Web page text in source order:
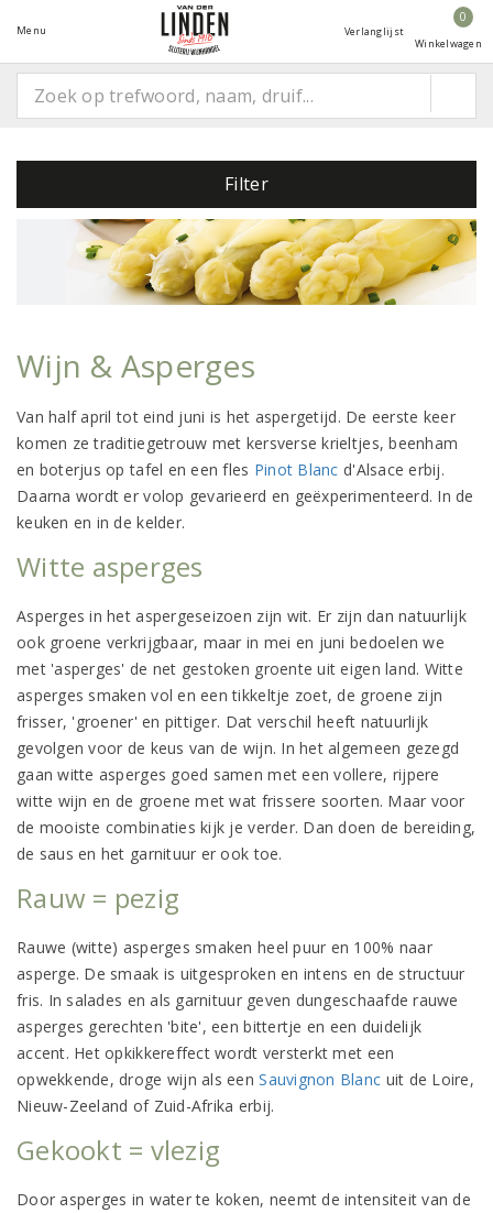
Menu Verlanglijst
0
Winkelwagen
Filter
Wijn & Asperges
Van half april tot eind juni is het aspergetijd. De eerste keer
komen ze traditiegetrouw met kersverse krieltjes, beenham
en boterjus op tafel en een fles Pinot Blanc d'Alsace erbij.
Daarna wordt er volop gevarieerd en geëxperimenteerd. In de
keuken en in de kelder.
Witte asperges
Asperges in het aspergeseizoen zijn wit. Er zijn dan natuurlijk
ook groene verkrijgbaar, maar in mei en juni bedoelen we
met 'asperges' de net gestoken groente uit eigen land. Witte
asperges smaken vol en een tikkeltje zoet, de groene zijn
frisser, 'groener' en pittiger. Dat verschil heeft natuurlijk
gevolgen voor de keus van de wijn. In het algemeen gezegd
gaan witte asperges goed samen met een vollere, rijpere
witte wijn en de groene met wat frissere soorten. Maar voor
de mooiste combinaties kijk je verder. Dan doen de bereiding,
de saus en het garnituur er ook toe.
Rauw = pezig
Rauwe (witte) asperges smaken heel puur en 100% naar
asperge. De smaak is uitgesproken en intens en de structuur
fris. In salades en als garnituur geven dungeschaafde rauwe
asperges gerechten 'bite', een bittertje en een duidelijk
accent. Het opkikkereffect wordt versterkt met een
opwekkende, droge wijn als eenSauvignon Blanc uit de Loire,
Nieuw-Zeeland of Zuid-Afrika erbij.
Gekookt = vlezig
Door asperges in water te koken, neemt de intensiteit van de